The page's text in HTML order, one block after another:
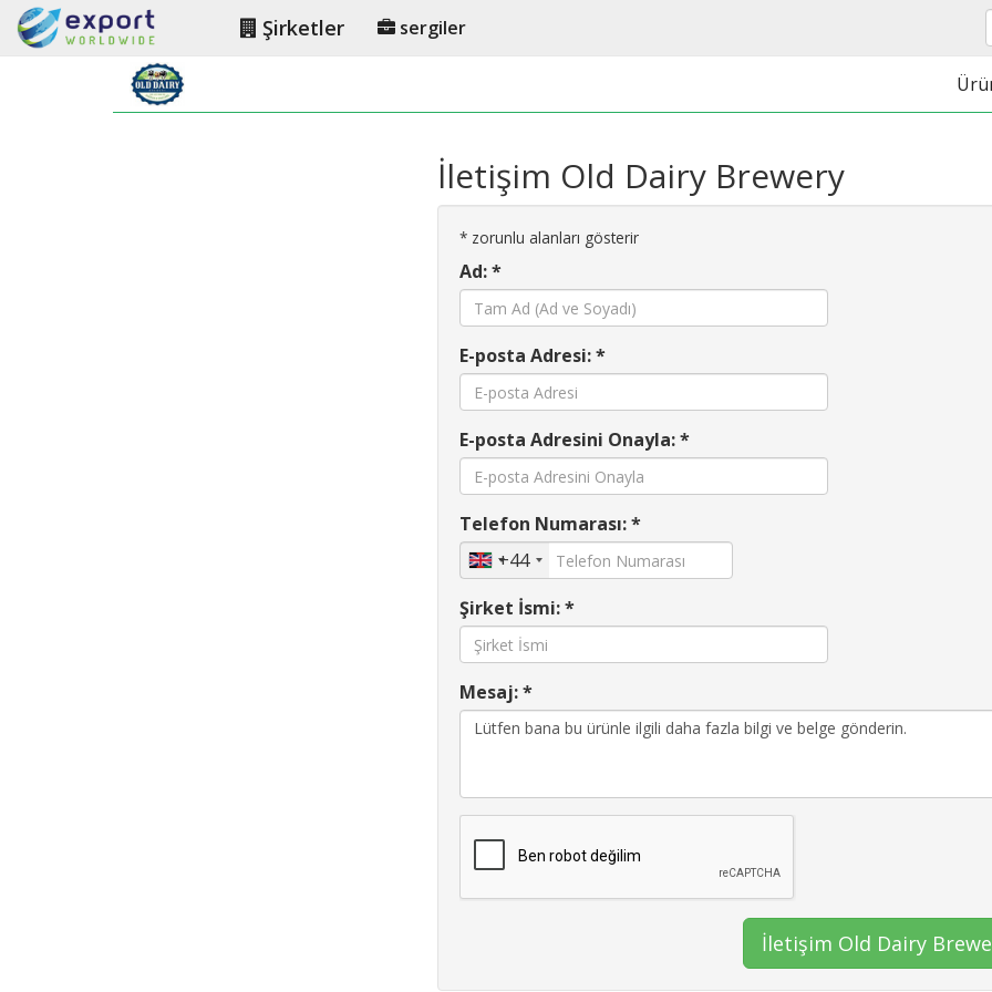
Şirketler sergiler
İletişim Old Dairy Brewery
*zorunlu alanları gösterir
Ad: *
E-posta Adresi: *
E-posta Adresini Onayla: *
Telefon Numarası: *
+44
Şirket İsmi: *
Mesaj: *
İletişim Old Dairy